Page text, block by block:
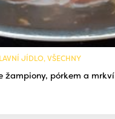
JÍDLO, VŠECHNY
žampiony, pórkem a mrkví